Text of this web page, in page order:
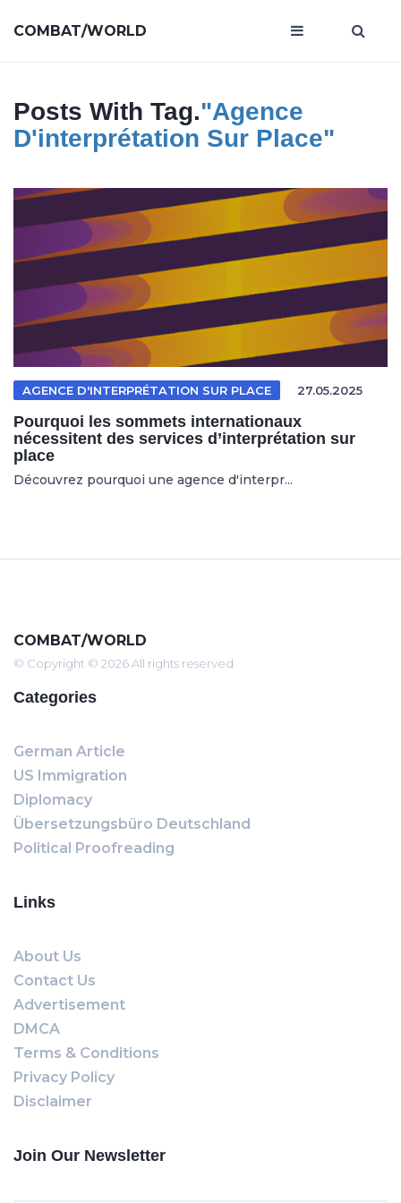
COMBAT/WORLD
Posts With Tag."agence
D'interprétation Sur Place"
AGENCE D'INTERPRÉTATION SUR PLACE 27.05.2025
Pourquoi les sommets internationaux
nécessitent des services d’interprétation sur
place
Découvrez pourquoi une agence d'interpr...
COMBAT/WORLD
© Copyright © 2026 All rights reserved
Categories
German Article
US Immigration
Diplomacy
Übersetzungsbüro Deutschland
Political Proofreading
Links
About Us
Contact Us
Advertisement
DMCA
Terms & Conditions
Privacy Policy
Disclaimer
Join Our Newsletter